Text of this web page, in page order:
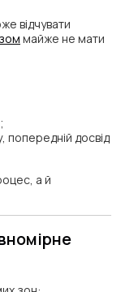
відчувати
майже не мати
попередній досвід
а й